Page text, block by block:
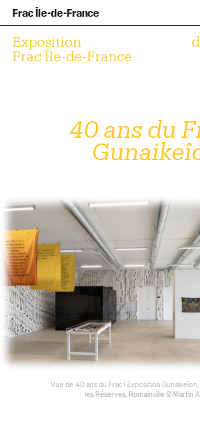
Frac Île-de-France
What is a Frac ?
Loans of works
Offsite broadcast
Access
Getting here
Contact
Tours and workshops
Families and children
Teens and adults
Groups
Accessibility
Exposition
Frac Île-de-France
40 ans du
Vue de 40 ans du Frac ! Exposition Gunaikeîon,
les Réserves, Romainville © Martin